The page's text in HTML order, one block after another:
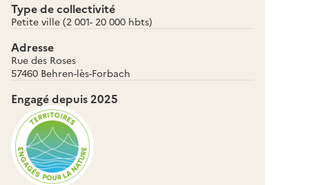
Type de collectivité
Petite ville (2 001- 20 000 hbts)
Adresse
Rue des Roses
57460 Behren-lès-Forbach
Engagé depuis2025